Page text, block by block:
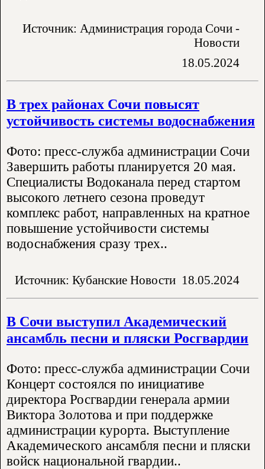
Источник: Администрация города Сочи -
Новости
18.05.2024
В трех районах Сочи повысят
устойчивость системы водоснабжения
Фото: пресс-служба администрации Сочи
Завершить работы планируется 20 мая.
Специалисты Водоканала перед стартом
высокого летнего сезона проведут
комплекс работ, направленных на кратное
повышение устойчивости системы
водоснабжения сразу трех..
Источник: Кубанские Новости 18.05.2024
В Сочи выступил Академический
ансамбль песни и пляски Росгвардии
Фото: пресс-служба администрации Сочи
Концерт состоялся по инициативе
директора Росгвардии генерала армии
Виктора Золотова и при поддержке
администрации курорта. Выступление
Академического ансамбля песни и пляски
войск национальной гвардии..